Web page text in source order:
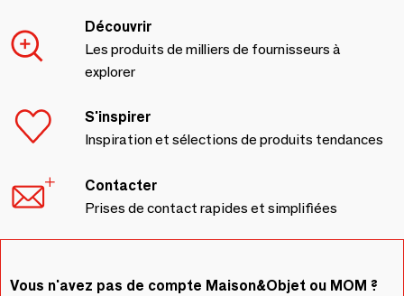
Découvrir
Les produits de milliers de fournisseurs à
explorer
S'inspirer
Inspiration et sélections de produits tendances
Contacter
Prises de contact rapides et simplifiées
Vous n'avez pas de compte Maison&Objet ou MOM ?